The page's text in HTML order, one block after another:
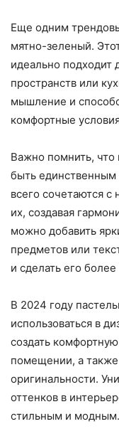
Еще одним
мятно-зеленый.
идеально подходит
пространств или
мышление и
комфортные
Важно помнить,
быть
всего сочетаются
их, создавая
можно добавить
предметов или
и сделать его
В 2024 году
использоваться в
создать
помещении, а
оригинальности.
оттенков в
стильным и модным.